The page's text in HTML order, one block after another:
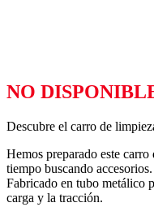
NO
Descubre el carro de
Hemos preparado este
tiempo buscando accesorios.
Fabricado en tubo metálico
carga y la tracción.